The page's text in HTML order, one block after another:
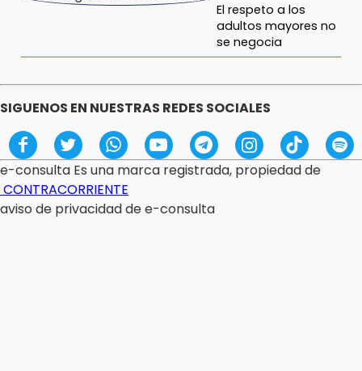
El respeto a los
adultos mayores no
se negocia
Gestas de capitán
SIGUENOS EN NUESTRAS REDES SOCIALES
e-consulta Es una marca registrada, propiedad de
CONTRACORRIENTE
aviso de privacidad de e-consulta